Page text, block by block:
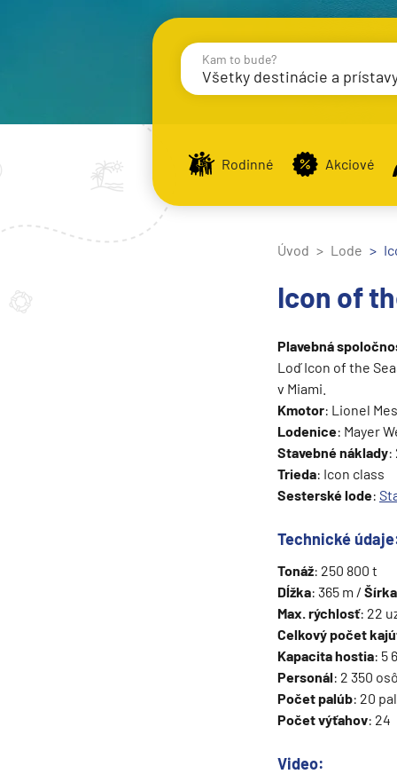
Kam to bude?
Všetky destinácie a
Stredomorie
Východné
Severná Európa
Grónsko
Island
Nórske fjordy
Nórske fjordy a Pobaltie
Severná Európa
Severozápadná Európa
Britské ostrovy a Írsko
Pobrežie Európy
Severozápadná Európa
Kanárske ostrovy,
Azorské ostrovy
Kanárske ostrovy
Rodinné Akciové
Úvod Lode
Icon of
Plavebná
Loď Icon of the
v Miami.
Kmotor: Lionel
Lodenice: Mayer
Stavebné náklady:
Trieda: Icon class
Sesterské lode:
Technické
Tonáž: 250 800 t
Dĺžka: 365 m / Šírka
Max. rýchlosť: 22
Celkový počet
Kapacita hostia: 5
Personál: 2 350
Počet palúb: 20
Počet výťahov: 24
Video: